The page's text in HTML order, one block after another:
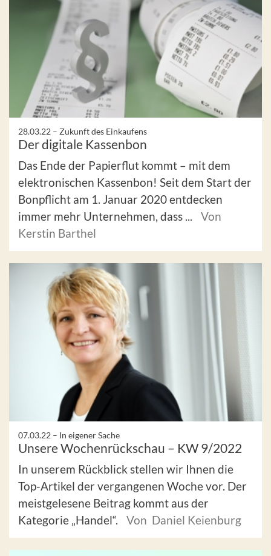
28.03.22 – Zukunft des Einkaufens
Der digitale Kassenbon
Das Ende der Papierflut kommt – mit dem
elektronischen Kassenbon! Seit dem Start der
Bonpflicht am 1. Januar 2020 entdecken
immer mehr Unternehmen, dass ...
Von
Kerstin Barthel
07.03.22 – In eigener Sache
Unsere Wochenrückschau – KW 9/2022
In unserem Rückblick stellen wir Ihnen die
Top-Artikel der vergangenen Woche vor. Der
meistgelesene Beitrag kommt aus der
Kategorie „Handel“.
Von Daniel Keienburg